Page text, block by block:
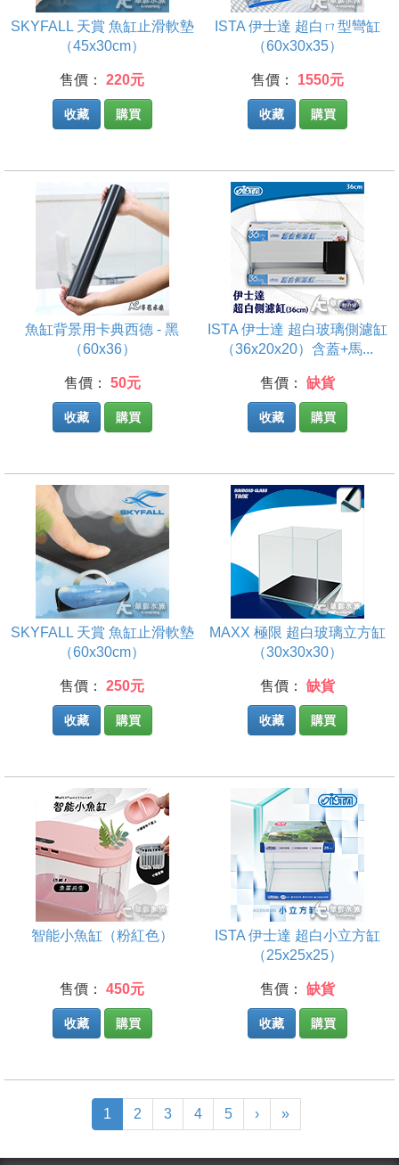
SKYFALL 天賞 魚缸止滑軟墊
（45x30cm）
售價： 220元
收藏 購買
ISTA 伊士達 超白ㄇ型彎缸
（60x30x35）
售價： 1550元
收藏 購買
魚缸背景用卡典西德 - 黑
（60x36）
售價： 50元
收藏 購買
ISTA 伊士達 超白玻璃側濾缸
（36x20x20）含蓋+馬...
售價： 缺貨
收藏 購買
SKYFALL 天賞 魚缸止滑軟墊
（60x30cm）
售價： 250元
收藏 購買
MAXX 極限 超白玻璃立方缸
（30x30x30）
售價： 缺貨
收藏 購買
智能小魚缸（粉紅色）
售價： 450元
收藏 購買
ISTA 伊士達 超白小立方缸
（25x25x25）
售價： 缺貨
收藏 購買
1 (current)
2 3 4 5 › »